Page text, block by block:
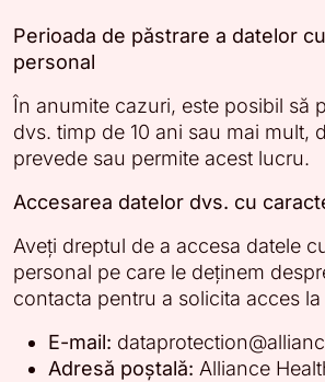
Perioada de păstrare a datelor
personal
În anumite cazuri, este posibil să
dvs. timp de 10 ani sau mai mult,
prevede sau permite acest lucru.
Accesarea datelor dvs. cu
Aveți dreptul de a accesa datele
personal pe care le deținem
contacta pentru a solicita acces
E-mail:
Adresă poștală: Alliance